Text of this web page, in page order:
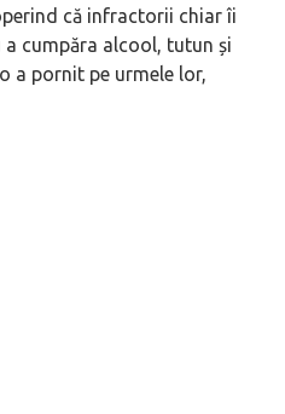
că infractorii chiar îi
cumpăra alcool, tutun și
a pornit pe urmele lor,